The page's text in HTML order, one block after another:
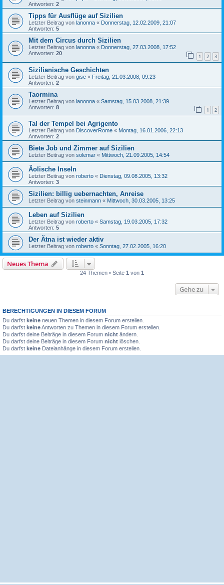
Antworten: 2
Tipps für Ausflüge auf Sizilien
Letzter Beitrag von lanonna « Donnerstag, 12.02.2009, 21:07
Antworten: 5
Mit dem Circus durch Sizilien
Letzter Beitrag von lanonna « Donnerstag, 27.03.2008, 17:52
Antworten: 20 1 2 3
Sizilianische Geschichten
Letzter Beitrag von gise « Freitag, 21.03.2008, 09:23
Antworten: 2
Taormina
Letzter Beitrag von lanonna « Samstag, 15.03.2008, 21:39
Antworten: 8 1 2
Tal der Tempel bei Agrigento
Letzter Beitrag von DiscoverRome « Montag, 16.01.2006, 22:13
Antworten: 2
Biete Job und Zimmer auf Sizilien
Letzter Beitrag von solemar « Mittwoch, 21.09.2005, 14:54
Äolische Inseln
Letzter Beitrag von roberto « Dienstag, 09.08.2005, 13:32
Antworten: 3
Sizilien: billig uebernachten, Anreise
Letzter Beitrag von steinmann « Mittwoch, 30.03.2005, 13:25
Leben auf Sizilien
Letzter Beitrag von roberto « Samstag, 19.03.2005, 17:32
Antworten: 5
Der Ätna ist wieder aktiv
Letzter Beitrag von roberto « Sonntag, 27.02.2005, 16:20
Neues Thema
24 Themen • Seite 1 von 1
Gehe zu
BERECHTIGUNGEN IN DIESEM FORUM
Du darfst keine neuen Themen in diesem Forum erstellen.
Du darfst keineAntworten zu Themen in diesem Forum erstellen.
Du darfst deine Beiträge in diesem Forum nicht ändern.
Du darfst deine Beiträge in diesem Forum nicht löschen.
Du darfst keine Dateianhänge in diesem Forum erstellen.